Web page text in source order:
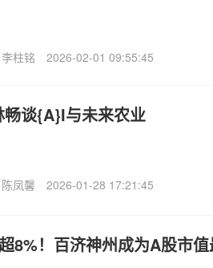
李柱铭 2026-02-01 09:55:45
畅谈{A}I与未来农业
陈凤馨 2026-01-28 17:21:45
8%！百济神州成为A股市